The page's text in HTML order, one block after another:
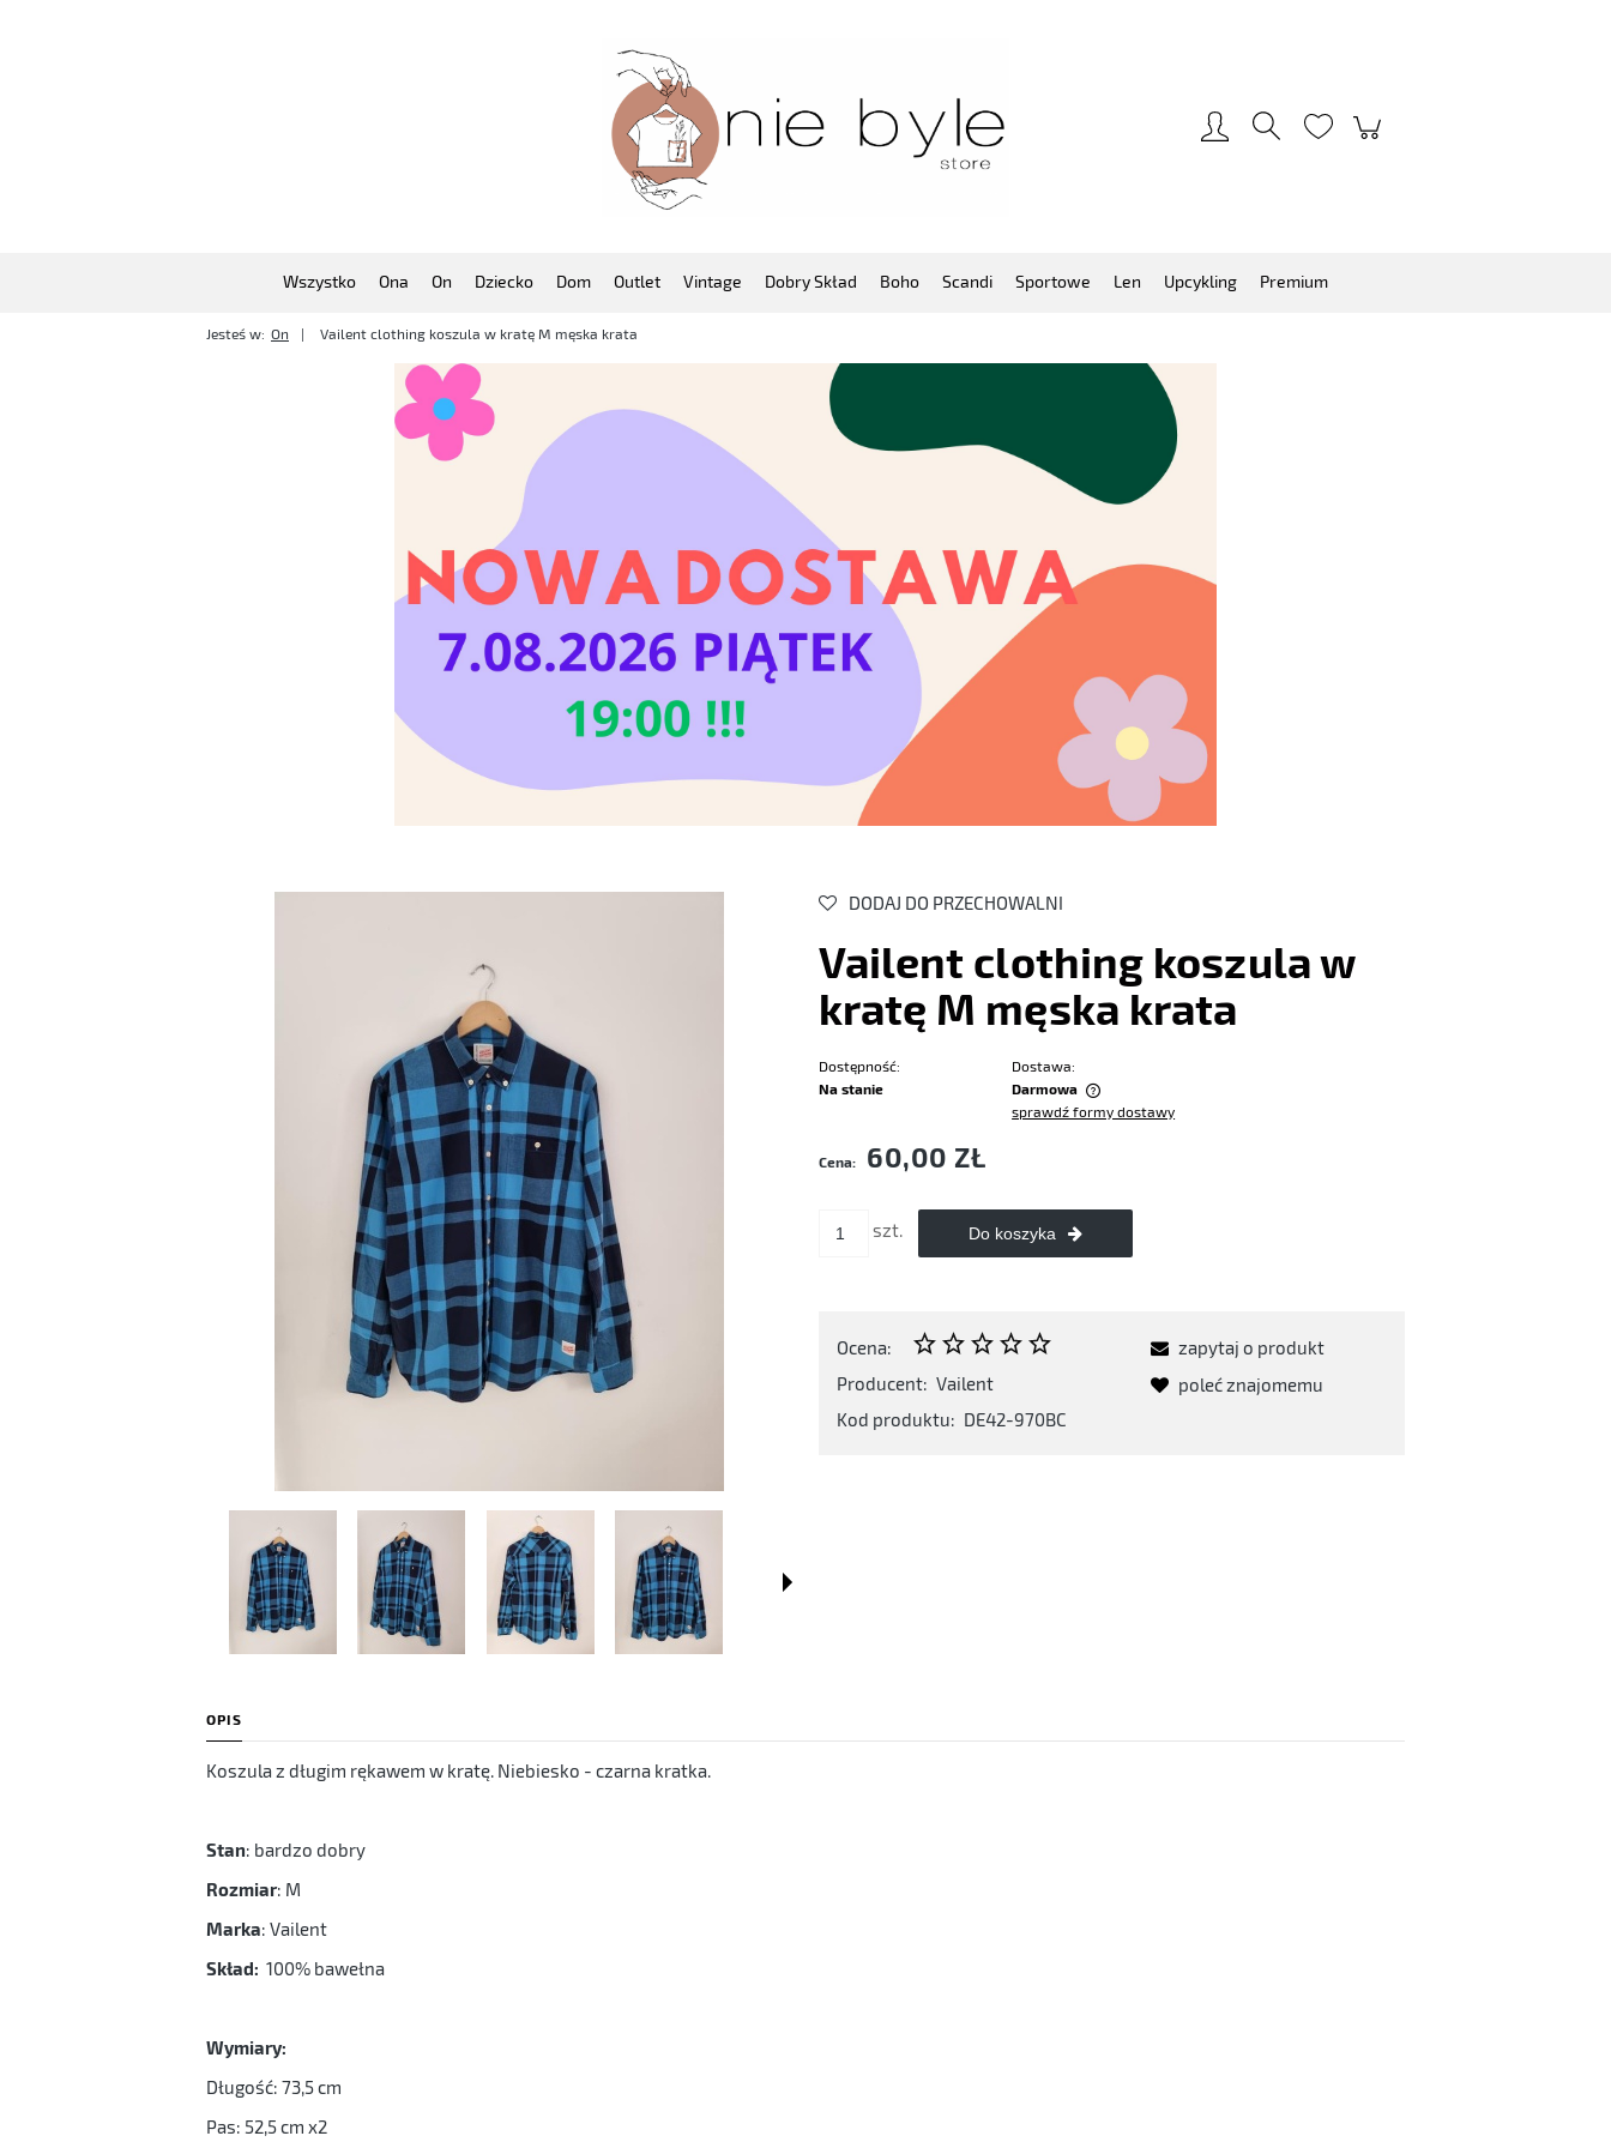
Wszystko Ona On Dziecko Dom Outlet Vintage Dobry Skład Boho Scandi Sportowe Len Upcykling Premium
Jesteś w: On Vailent clothing koszula w kratę M męska krata
DODAJ DO PRZECHOWALNI
Vailent clothing koszula w
kratę M męska krata
Dostępność:
Na stanie
Dostawa:
Darmowa
płatności
sprawdź formy dostawy
Cena: 60,00 ZŁ
szt. Do koszyka
Ocena:
Producent: Vailent
Kod produktu: DE42-970BC
zapytaj o produkt
poleć znajomemu
OPIS
Koszula z długim rękawem w kratę. Niebiesko - czarna kratka.
Stan: bardzo dobry
Rozmiar: M
Marka: Vailent
Skład: 100% bawełna
Wymiary:
Długość: 73,5 cm
Pas: 52,5 cm x2